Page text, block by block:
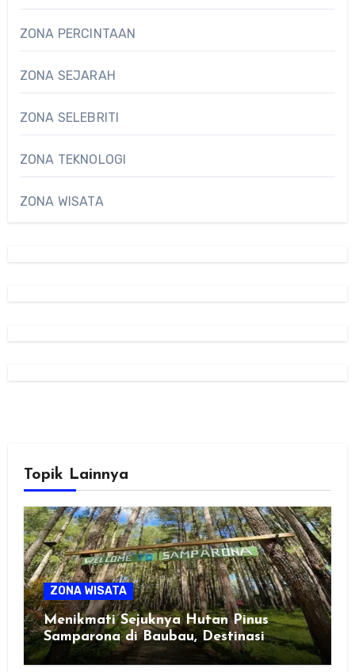
ZONA PERCINTAAN
ZONA SEJARAH
ZONA SELEBRITI
ZONA TEKNOLOGI
ZONA WISATA
Topik Lainnya
ZONA WISATA
Menikmati Sejuknya Hutan Pinus
Samparona di Baubau, Destinasi
Healing Favorit!